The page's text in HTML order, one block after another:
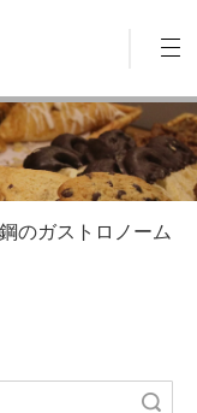
のガストロノーム